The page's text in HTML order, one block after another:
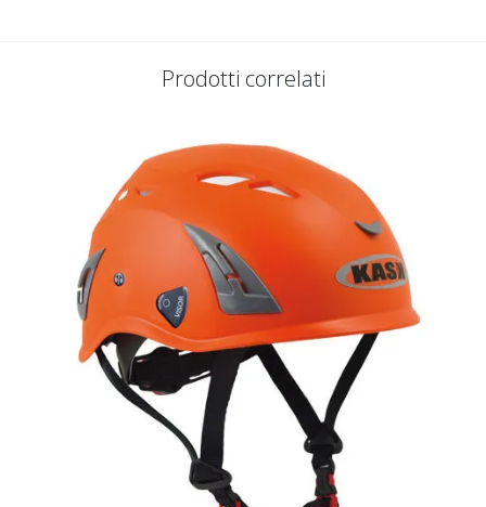
Prodotti correlati